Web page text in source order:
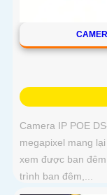
Camera IP POE
megapixel mang
xem được ban
trình ban đêm,...